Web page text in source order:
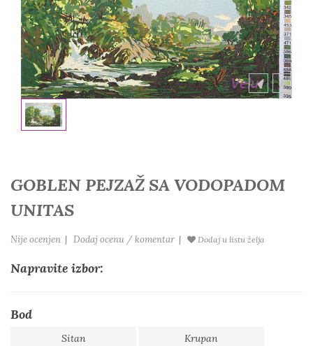
GOBLEN PEJZAŽ SA VODOPADOM
UNITAS
Nije ocenjen | Dodaj ocenu / komentar | Dodaj u listu želja
Napravite izbor:
Bod
Sitan Krupan